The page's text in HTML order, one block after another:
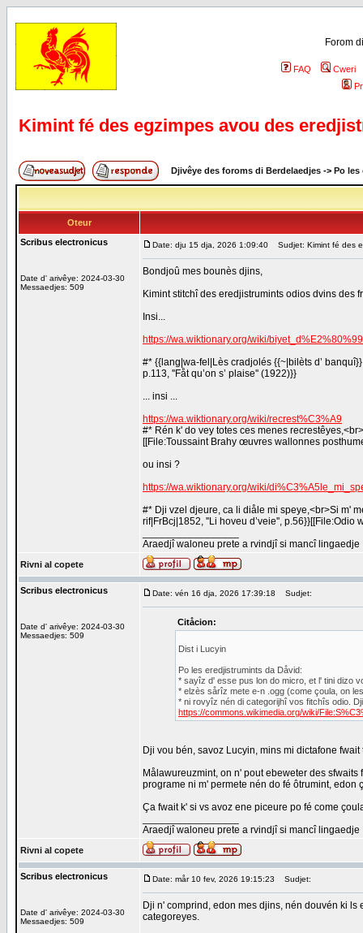
Forom
FAQ
Cweri
Kimint fé des egzimpes avou des
Djivêye des foroms di Berdelaedjes -> Po les
Oteur
Scribus electronicus
Date d' arivêye: 2024-03-30
Messaedjes: 509
Date: dju 15 dja, 2026 1:09:40 Sudjet: Kimint fé des
Bondjoû mes bounès djins,
Kimint stitchî des eredjistrumints odios dvins des
Insi...
https://wa.wiktionary.org/wiki/
#* {{lang|wa-fel|Lès cradjolés {{~|bilèts d’
p.113, ''Fåt qu’on s’ plaise'' (1922)}}
... insi ...
https://wa.wiktionary.org/wiki/recrest%C3%A9
#* Rén k' do vey totes ces menes
[[File:Toussaint Brahy œuvres wallonnes
ou insi ?
https://wa.wiktionary.org/wiki/
#* Dji vzel djeure, ca li diåle mi speye,<br>Si m'
rif|FrBcj|1852, ''Li hoveu d’veie'',
Araedjî waloneu prete a rvindjî si mancî lingaedje
Rivni al copete
Scribus electronicus
Date d' arivêye: 2024-03-30
Messaedjes: 509
Date: vén 16 dja, 2026 17:39:18 Sudjet:
Citåcion:
Dist i Lucyin
Po les eredjistrumints da Dåvid:
* sayîz d' esse pus lon do micro, et l' tini dizo
* elzès sårîz mete e-n .ogg (come çoula, on
* ni rovyîz nén di categorijhî vos fitchîs odio.
https://commons.wikimedia.org/wiki/
Dji vou bén, savoz Lucyin, mins mi dictafone
Målawureuzmint, on n' pout ebeweter des
programe ni m' permete nén do fé ôtrumint, edon
Ça fwait k' si vs avoz ene piceure po fé come
Araedjî waloneu prete a rvindjî si mancî lingaedje
Rivni al copete
Scribus electronicus
Date d' arivêye: 2024-03-30
Messaedjes: 509
Date: mår 10 fev, 2026 19:15:23 Sudjet:
Dji n' comprind, edon mes djins, nén douvén ki
categoreyes.